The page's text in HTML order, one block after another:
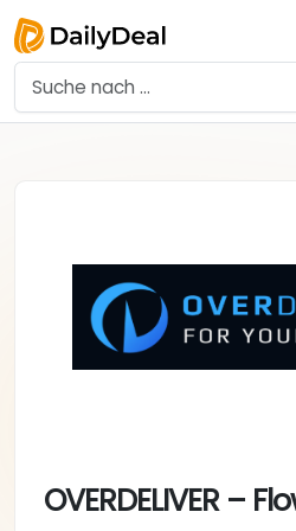
OVERDELIVER –